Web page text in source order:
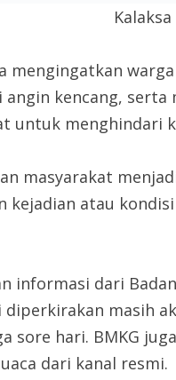
mengingatkan
angin kencang,
untuk menghindari
masyarakat
kejadian atau
informasi dari
diperkirakan masih
sore hari. BMKG
dari kanal resmi.